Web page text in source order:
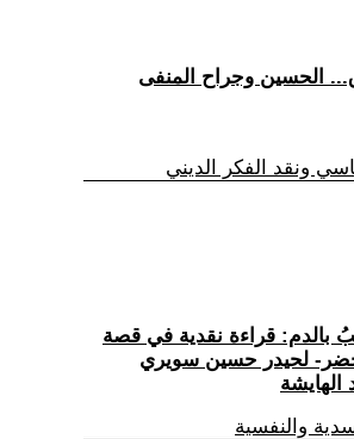
الحسين وجراح المنفى
ونقد الفكر الديني
بالدم: قراءة نقدية في قصة
لحيدر حسين سويري
والنفسية